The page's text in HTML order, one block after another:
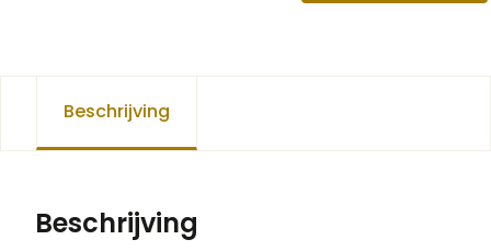
Beschrijving
Beschrijving